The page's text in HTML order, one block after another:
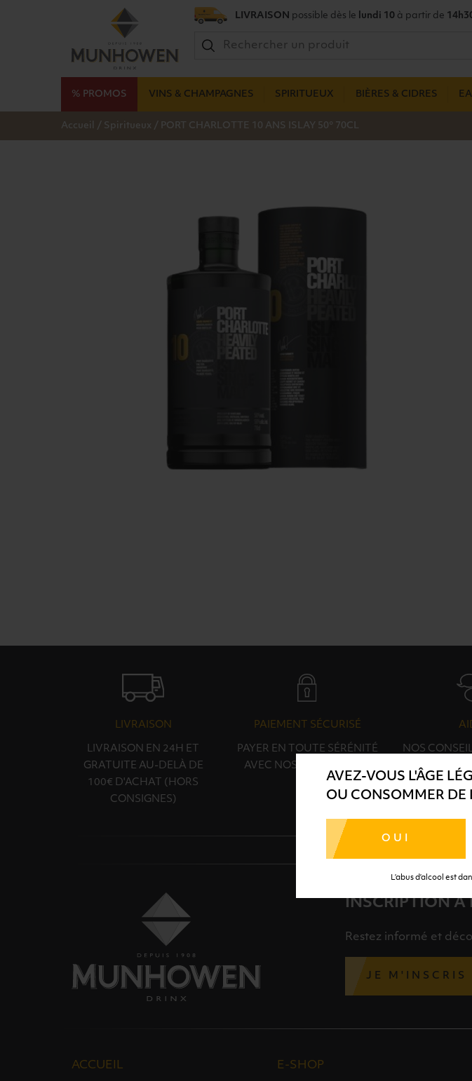
AVEZ-VOUS L'ÂGE
OU CONSOMMER DE
OUI
L’abus d’alcool est
LIVRAISON possible dès le lundi 10 à partir de
% PROMOS VINS & CHAMPAGNES SPIRITUEUX BIÈRES & CIDRES
Accueil / Spiritueux / PORT CHARLOTTE 10 ANS ISLAY 50° 70CL
LIVRAISON
LIVRAISON EN 24H ET
GRATUITE AU-DELÀ DE
100€ D'ACHAT (HORS
CONSIGNES)
PAIEMENT SÉCURISÉ
PAYER EN TOUTE SÉRÉNITÉ
AVEC NOS PARTENAIRES
NOS
VOTRE
INSCRIPTION
Restez informé et
JE M'INSCRIS
ACCUEIL
E-SHOP